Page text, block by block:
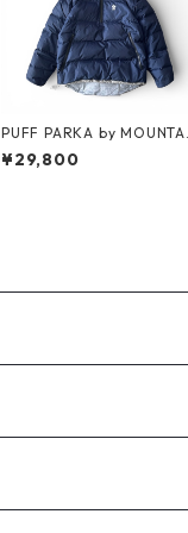
PUFF PARKA by MOUNTAI
N RESEARCH
¥29,800